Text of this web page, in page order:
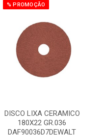
% PROMOÇÃO
DISCO LIXA CERAMICO
180X22 GR.036
DAF90036D7DEWALT